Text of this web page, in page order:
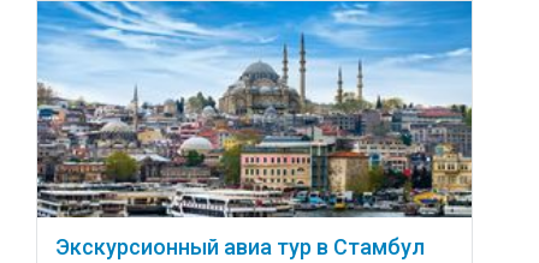
Экскурсионный авиа тур в Стамбул